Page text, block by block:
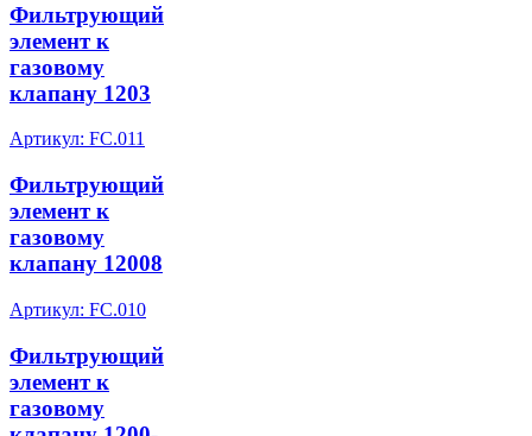
Фильтрующий
элемент к
газовому
клапану 1203
Артикул: FC.011
Фильтрующий
элемент к
газовому
клапану 12008
Артикул: FC.010
Фильтрующий
элемент к
газовому